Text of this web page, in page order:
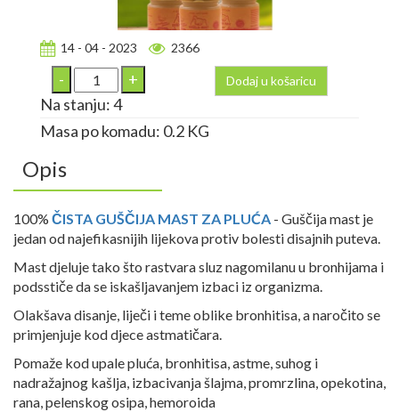
14 - 04 - 2023 2366
Dodaj u košaricu
Na stanju: 4
Masa po komadu: 0.2 KG
Opis
100% ČISTA GUŠČIJA MAST ZA PLUĆA - Guščija mast je
jedan od najefikasnijih lijekova protiv bolesti disajnih puteva.
Mast djeluje tako što rastvara sluz nagomilanu u bronhijama i
podsstiče da se iskašljavanjem izbaci iz organizma.
Olakšava disanje, liječi i teme oblike bronhitisa, a naročito se
primjenjuje kod djece astmatičara.
Pomaže kod upale pluća, bronhitisa, astme, suhog i
nadražajnog kašlja, izbacivanja šlajma, promrzlina, opekotina,
rana, pelenskog osipa, hemoroida